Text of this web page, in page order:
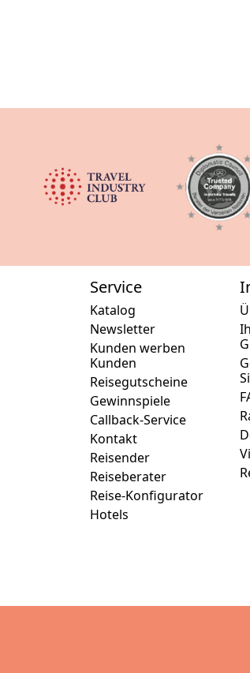
Service
Katalog
Newsletter
Kunden werben
Kunden
Reisegutscheine
Gewinnspiele
Callback-Service
Kontakt
Reisender
Reiseberater
Reise-Konfigurator
Hotels